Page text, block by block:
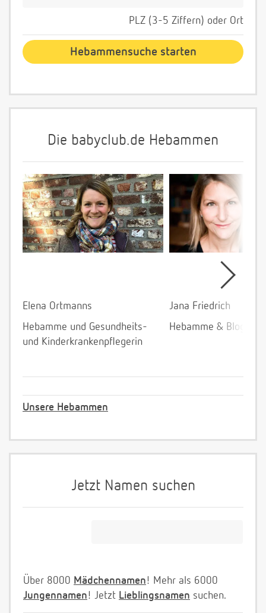
PLZ (3-5 Ziffern) oder Ort
Die babyclub.de Hebammen
Elena Ortmanns
Hebamme und Gesundheits-
und Kinderkrankenpflegerin
Jana Friedrich
Hebamme &
Unsere Hebammen
Jetzt Namen suchen
Über 8000 Mädchennamen! Mehr als 6000
Jungennamen! Jetzt Lieblingsnamen suchen.